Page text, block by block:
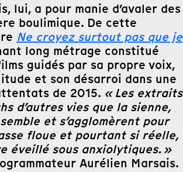
lui, a pour manie d’avaler des
boulimique. De cette
Ne croyez surtout pas que je
long métrage constitué
guidés par sa propre voix,
et son désarroi dans une
de 2015. « Les extraits
d’autres vies que la sienne,
et s’agglomèrent pour
floue et pourtant si réelle,
éveillé sous anxiolytiques. »
Aurélien Marsais.